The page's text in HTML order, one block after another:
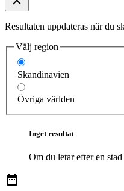
Resultaten uppdateras när du
Välj region
Skandinavien
Övriga världen
Inget resultat
Om du letar efter en